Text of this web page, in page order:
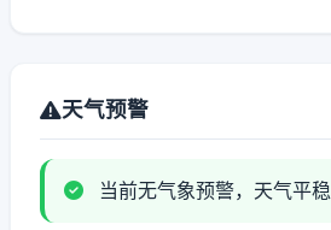
天气预警
当前无气象预警，天气平稳